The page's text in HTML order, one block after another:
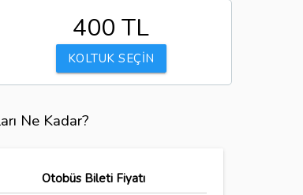
400 TL
KOLTUK SEÇİN
Ne Kadar?
Otobüs Bileti Fiyatı